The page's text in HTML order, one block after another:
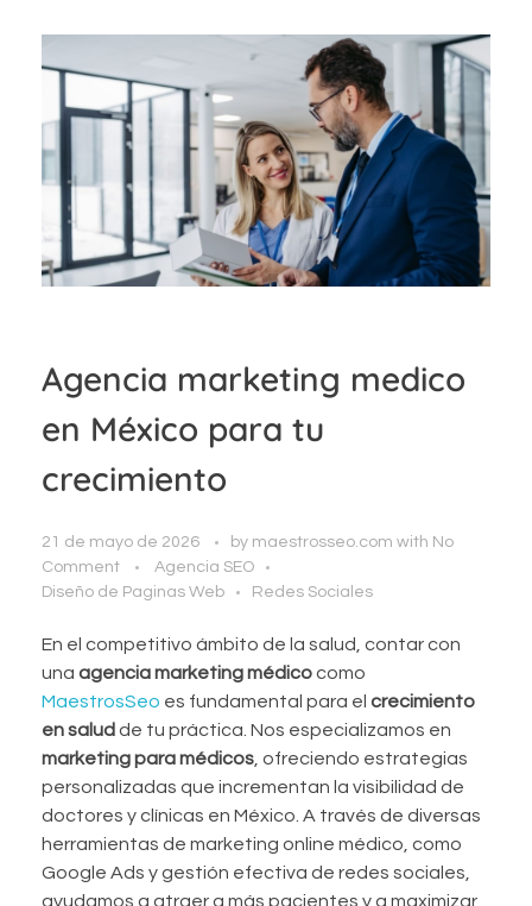
Agencia marketing medico
en México para tu
crecimiento
21 de mayo de 2026 by maestrosseo.com with No
Comment
Agencia SEO
Diseño de Paginas Web
Redes Sociales
En el competitivo ámbito de la salud, contar con
una agencia marketing médicocomo
MaestrosSeo es fundamental para el crecimiento
en salud de tu práctica. Nos especializamos en
marketing para médicos, ofreciendo estrategias
personalizadas que incrementan la visibilidad de
doctores y clínicas en México. A través de diversas
herramientas de marketing online médico, como
Google Ads y gestión efectiva de redes sociales,
ayudamos a atraer a más pacientes y a maximizar